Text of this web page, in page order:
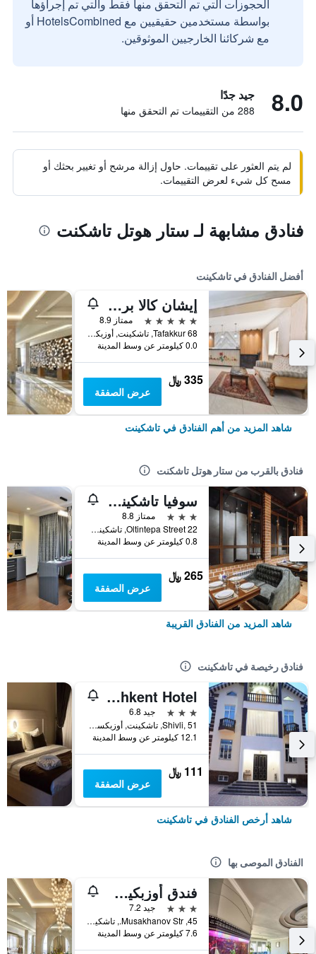
الحجوزات التي تم التحقق منها فقط والتي تم إجراؤها
بواسطة مستخدمين حقيقيين مع HotelsCombined أو
مع شركائنا الخارجيين الموثوقين.
8.0 جيد جدًا
288 من التقييمات تم التحقق منها
لم يتم العثور على تقييمات. حاول إزالة مرشح أو تغيير بحثك أو
مسح كل شيء لعرض التقييمات.
فنادق مشابهة لـ ستار هوتل تاشكنت
أفضل الفنادق في تاشكينت
إيشان كالا بريميوم كلاس هوتل
5 نجوم
ممتاز 8.9
Tafakkur 68, تاشكينت, أوزبكستان
0.0 كيلومتر عن وسط المدينة
335 ﷼
عرض الصفقة
شاهد المزيد من أهم الفنادق في تاشكينت
فنادق بالقرب من ستار هوتل تاشكنت
سوفيا تاشكينت هوتل
3 نجوم
ممتاز 8.8
Oltintepa Street 22, تاشكينت, أوزبكستان
0.8 كيلومتر عن وسط المدينة
265 ﷼
عرض الصفقة
شاهد المزيد من الفنادق القريبة
فنادق رخيصة في تاشكينت
Pearl Tashkent Hotel
3 نجوم
جيد 6.8
Shivli, 51, تاشكينت, أوزبكستان
12.1 كيلومتر عن وسط المدينة
111 ﷼
عرض الصفقة
شاهد أرخص الفنادق في تاشكينت
الفنادق الموصى بها
فندق أوزبكيستان
3 نجوم
جيد 7.2
45, Musakhanov Str., تاشكينت, أوزبكستان
7.6 كيلومتر عن وسط المدينة